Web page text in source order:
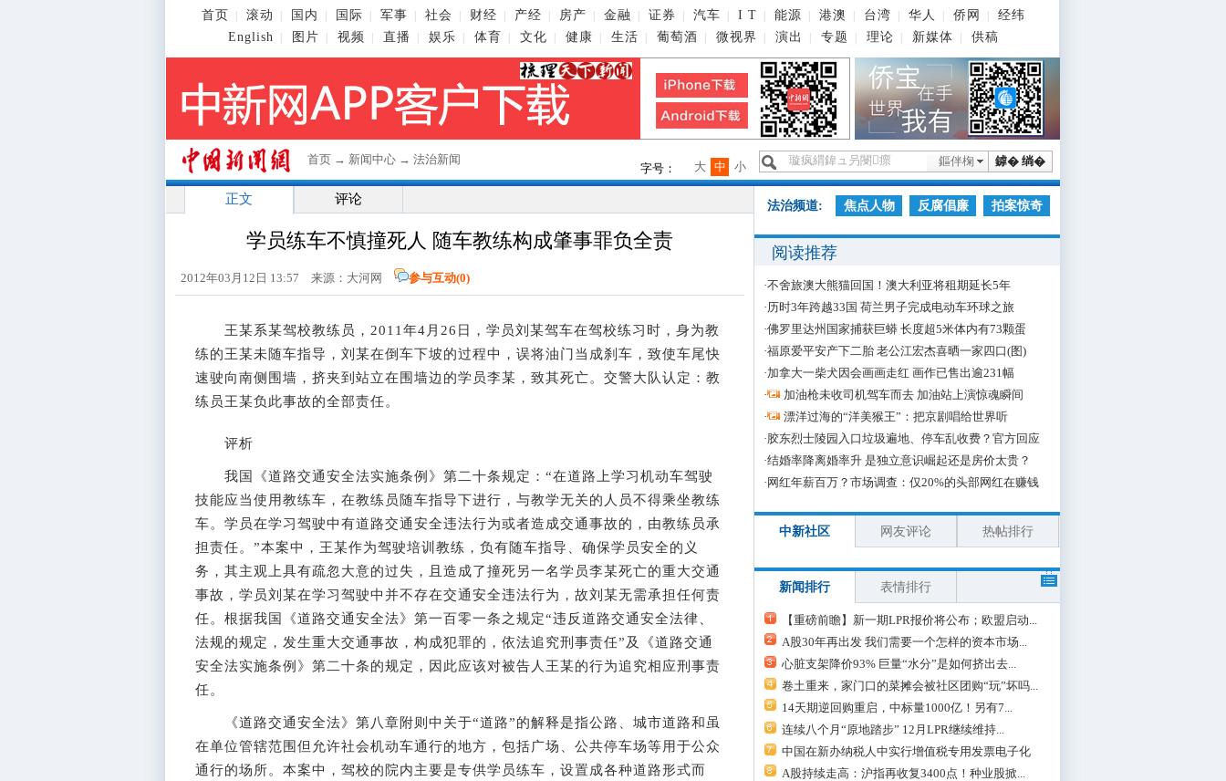
首页 滚动 国内 国际 军事 社会 财经 产经 房产 金融 证券 汽车 I T 能源 港澳 台湾 华人 侨网
经纬
English
图片 视频 直播 娱乐 体育 文化 健康 生活 葡萄酒 微视界 演出 专题 理论 新媒体 供稿
首页 → 新闻中心 → 法治新闻 鎼� 绱�
鏂伴椈
字号： 小
中
大
正文 评论
学员练车不慎撞死人 随车教练构成肇事罪负全责
2012年03月12日 13:57 来源：大河网 参与互动(0)
王某系某驾校教练员，2011年4月26日，学员刘某驾车在驾校练习时，身为教
练的王某未随车指导，刘某在倒车下坡的过程中，误将油门当成刹车，致使车尾快
速驶向南侧围墙，挤夹到站立在围墙边的学员李某，致其死亡。交警大队认定：教
练员王某负此事故的全部责任。
评析
我国《道路交通安全法实施条例》第二十条规定：“在道路上学习机动车驾驶
技能应当使用教练车，在教练员随车指导下进行，与教学无关的人员不得乘坐教练
车。学员在学习驾驶中有道路交通安全违法行为或者造成交通事故的，由教练员承
担责任。”本案中，王某作为驾驶培训教练，负有随车指导、确保学员安全的义
务，其主观上具有疏忽大意的过失，且造成了撞死另一名学员李某死亡的重大交通
事故，学员刘某在学习驾驶中并不存在交通安全违法行为，故刘某无需承担任何责
任。根据我国《道路交通安全法》第一百零一条之规定“违反道路交通安全法律、
法规的规定，发生重大交通事故，构成犯罪的，依法追究刑事责任”及《道路交通
安全法实施条例》第二十条的规定，因此应该对被告人王某的行为追究相应刑事责
任。
《道路交通安全法》第八章附则中关于“道路”的解释是指公路、城市道路和虽
在单位管辖范围但允许社会机动车通行的地方，包括广场、公共停车场等用于公众
通行的场所。本案中，驾校的院内主要是专供学员练车，设置成各种道路形式而
法治频道: 焦点人物 反腐倡廉 拍案惊奇
阅读推荐
·不舍旅澳大熊猫回国！澳大利亚将租期延长5年
·历时3年跨越33国 荷兰男子完成电动车环球之旅
·佛罗里达州国家捕获巨蟒 长度超5米体内有73颗蛋
·福原爱平安产下二胎 老公江宏杰喜晒一家四口(图)
·加拿大一柴犬因会画画走红 画作已售出逾231幅
·
加油枪未收司机驾车而去 加油站上演惊魂瞬间
·
漂洋过海的“洋美猴王”：把京剧唱给世界听
·胶东烈士陵园入口垃圾遍地、停车乱收费？官方回应
·结婚率降离婚率升 是独立意识崛起还是房价太贵？
· 网红年薪百万？市场调查：仅20%的头部网红在赚钱
中新社区 网友评论 热帖排行
新闻排行 表情排行
【重磅前瞻】新一期LPR报价将公布；欧盟启动...
A股30年再出发 我们需要一个怎样的资本市场...
心脏支架降价93% 巨量“水分”是如何挤出去...
卷土重来，家门口的菜摊会被社区团购“玩”坏吗...
14天期逆回购重启，中标量1000亿！另有7...
连续八个月“原地踏步” 12月LPR继续维持...
中国在新办纳税人中实行增值税专用发票电子化
A股持续走高：沪指再收复3400点！种业股掀...